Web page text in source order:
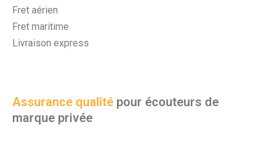
Fret aérien
Fret maritime
Livraison express
Assurance qualité pour écouteurs de
marque privée